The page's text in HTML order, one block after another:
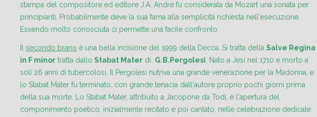
stampa del compositore ed editore J.A. André fu considerata da Mozart una sonata per
principianti. Probabilmente deve la sua fama alla semplicità richiesta nell'esecuzione.
Essendo molto conosciuta ci permette una facile confronto.
Il secondo brano è una bella incisione del 1999 della Decca. Si tratta della Salve Regina
in F minor tratta dallo Stabat Mater di G.B.Pergolesi. Nato a Jesi nel 1710 e morto a
soli 26 anni di tubercolosi. Il Pergolesi nutriva una grande venerazione per la Madonna, e
lo Stabat Mater fu terminato, con grande tenacia dall'autore proprio pochi giorni prima
della sua morte. Lo Stabat Mater, attribuito a Jacopone da Todi, è l'apertura del
componimento poetico, inizialmente recitato e poi cantato, nelle celebrazione dedicate